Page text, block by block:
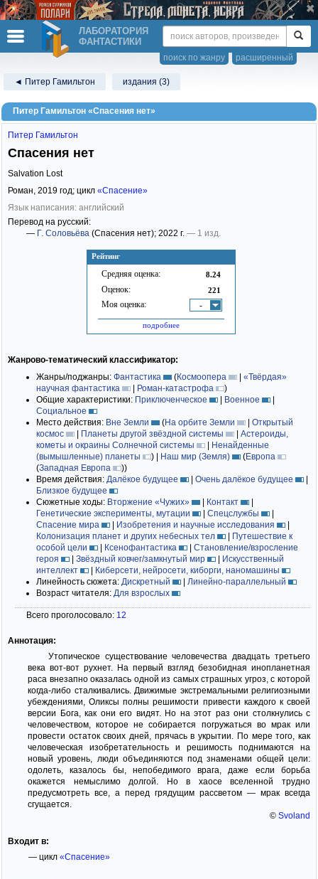
ЛАБОРАТОРИЯ
ФАНТАСТИКИ
расширенный
поиск по жанру
◄ Питер Гамильтон издания (3)
Питер Гамильтон «Спасения нет»
Рейтинг
Средняя оценка: 8.24
Оценок: 221
Моя оценка: -
подробнее
Питер Гамильтон
Спасения нет
Salvation Lost
Роман, 2019 год; цикл «Спасение»
Язык написания: английский
Перевод на русский:
— Г. Соловьёва (Спасения нет); 2022 г. — 1 изд.
Жанрово-тематический классификатор:
Жанры/поджанры: Фантастика (Космоопера | «Твёрдая»
научная фантастика
| Роман-катастрофа
)
Общие характеристики: Приключенческое | Военное
|
Социальное
Место действия: Вне Земли (На орбите Земли | Открытый
космос
| Планеты другой звёздной системы | Астероиды,
кометы и окраины Солнечной системы
| Ненайденные
(вымышленные) планеты
) | Наш мир (Земля) (Европа
(Западная Европа ))
Время действия: Далёкое будущее | Очень далёкое будущее
|
Близкое будущее
Сюжетные ходы: Вторжение «Чужих» | Контакт
|
Генетические эксперименты, мутации
| Спецслужбы
|
Спасение мира
| Изобретения и научные исследования
|
Колонизация планет и других небесных тел
| Путешествие к
особой цели
| Ксенофантастика | Становление/взросление
героя
| Звёздный ковчег/замкнутый мир | Искусственный
интеллект
| Киберсети, нейросети, киборги, наномашины
Линейность сюжета: Дискретный | Линейно-параллельный
Возраст читателя: Для взрослых
Всего проголосовало: 12
Аннотация:
Утопическое существование человечества двадцать третьего
века вот-вот рухнет. На первый взгляд безобидная инопланетная
раса внезапно оказалась одной из самых страшных угроз, с которой
когда-либо сталкивались. Движимые экстремальными религиозными
убеждениями, Оликсы полны решимости привести каждого к своей
версии Бога, как они его видят. Но на этот раз они столкнулись с
человечеством, которое не собирается погружаться во мрак или
провести остаток своих дней, прячась в укрытии. По мере того, как
человеческая изобретательность и решимость поднимаются на
новый уровень, люди объединяются под знаменами общей цели:
одолеть, казалось бы, непобедимого врага, даже если борьба
окажется немыслимо долгой. Но в хаосе вселенной трудно
предусмотреть все, а перед грядущим рассветом — мрак всегда
сгущается.
© Svoland
Входит в:
— цикл «Спасение»